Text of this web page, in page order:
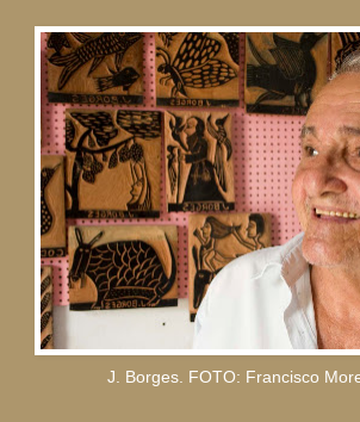
J. Borges. FOTO: Francisco